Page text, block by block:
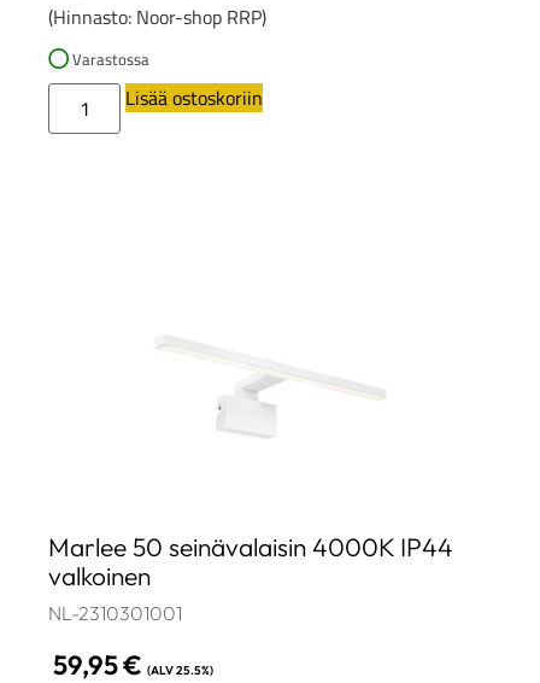
(Hinnasto: Noor-shop RRP)
Varastossa
Lisää ostoskoriin
Marlee 50 seinävalaisin 4000K IP44
valkoinen
NL-2310301001
59,95€ (ALV 25.5%)